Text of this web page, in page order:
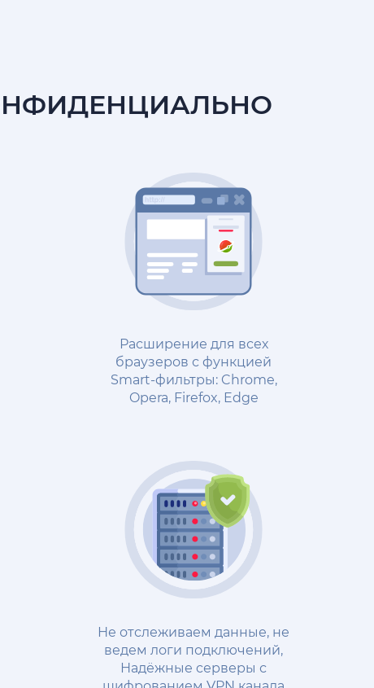
Расширение для всех
браузеров с функцией
Smart-фильтры: Chrome,
Opera, Firefox, Edge
Не отслеживаем данные, не
ведем логи подключений,
Надёжные cерверы с